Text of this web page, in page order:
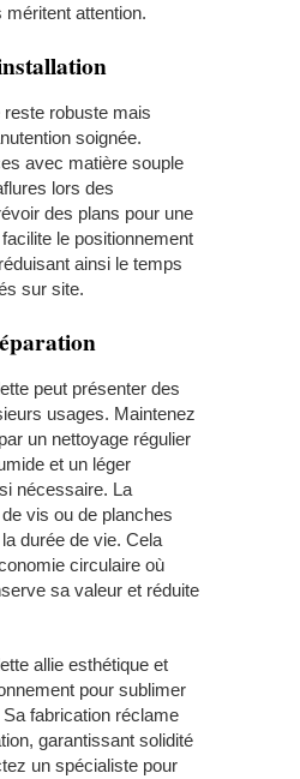
attention.
reste robuste mais
soignée.
avec matière souple
lors des
des plans pour une
le positionnement
ainsi le temps
sur site.
peut présenter des
usages. Maintenez
un nettoyage régulier
et un léger
nécessaire. La
vis ou de planches
durée de vie. Cela
circulaire où
sa valeur et réduite
allie esthétique et
pour sublimer
fabrication réclame
garantissant solidité
un spécialiste pour